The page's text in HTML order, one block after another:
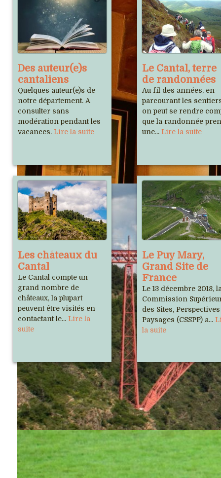
Des auteur(e)s
cantaliens
Quelques auteur(e)s de
notre département. A
consulter sans
modération pendant les
vacances.Lire la suite
Le Cantal, terre
de randonnées
Au fil des années, en
parcourant les
on peut se rendre
que la randonnée
une...Lire la suite
Les châteaux du
Cantal
Le Cantal compte un
grand nombre de
châteaux, la plupart
peuvent être visités en
contactant le...Lire la
suite
Le Puy Mary,
Grand Site de
France
Le 13 décembre 2018,
Commission
des Sites, Perspectives
Paysages (CSSPP) a...
la suite
Notre association Sites
Musée